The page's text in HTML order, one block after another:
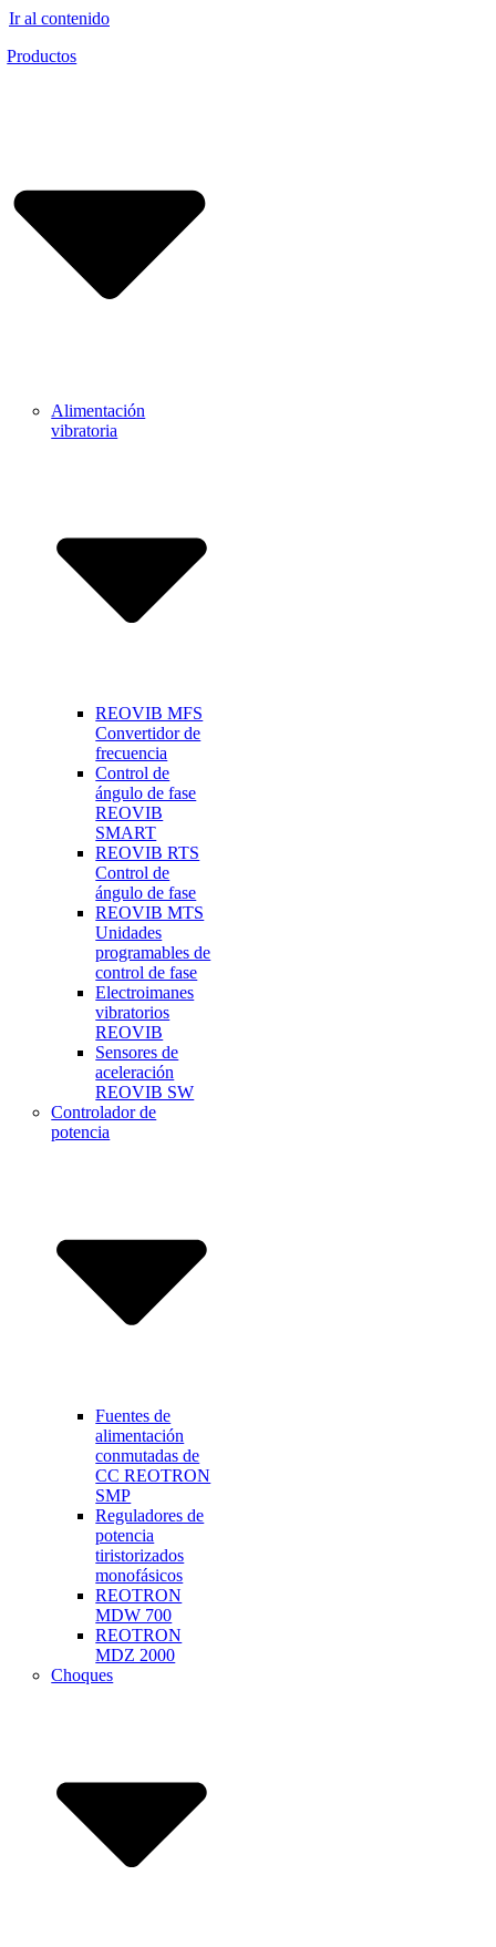
Ir al contenido
Productos
Alimentación
vibratoria
REOVIB MFS
Convertidor de
frecuencia
Control de
ángulo de fase
REOVIB
SMART
REOVIB RTS
Control de
ángulo de fase
REOVIB MTS
Unidades
programables de
control de fase
Electroimanes
vibratorios
REOVIB
Sensores de
aceleración
REOVIB SW
Controlador de
potencia
Fuentes de
alimentación
conmutadas de
CC REOTRON
SMP
Reguladores de
potencia
tiristorizados
monofásicos
REOTRON
MDW 700
REOTRON
MDZ 2000
Choques